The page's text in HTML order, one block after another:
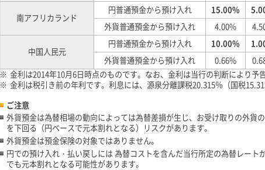
南アフリカランド
円普通預金から預け入れ 15.00%
外貨普通預金から預け入れ
4.00%
中国人民元
円普通預金から預け入れ 10.00%
外貨普通預金から預け入れ
0.66%
※ 金利は2014年10月6日時点のものです。なお、金利は当行の判断により予
※ 金利は税引き前の年利です。利息には、源泉分離課税20.315％（国税
ご注意
外貨預金は為替相場の動向によっては為替差損が生じ、お受け取りの外貨
を下回る（円ベースで元本割れとなる）リスクがあります。
外貨預金は預金保険の対象ではありません。
円での預け入れ・払い戻しには 為替コストを含んだ当行所定の為替レー
でも元本割れとなる可能性があります。